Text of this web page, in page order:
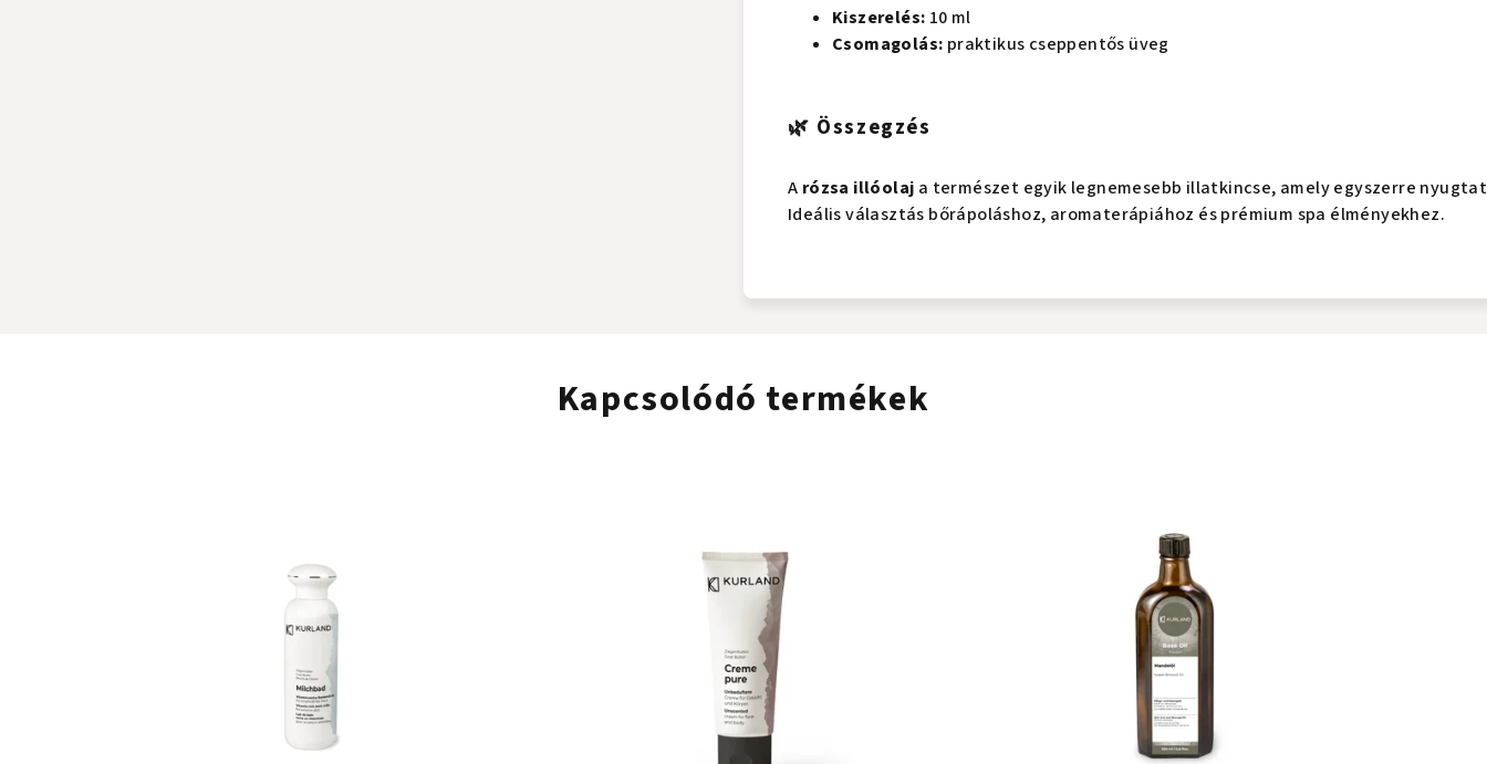
Kiszerelés: 10 ml
Csomagolás: praktikus cseppentős üveg
🌿 Összegzés
A rózsa illóolaj a természet egyik legnemesebb illatkincse, amely egyszerre
Ideális választás bőrápoláshoz, aromaterápiához és prémium spa élményekhez.
Kapcsolódó termékek